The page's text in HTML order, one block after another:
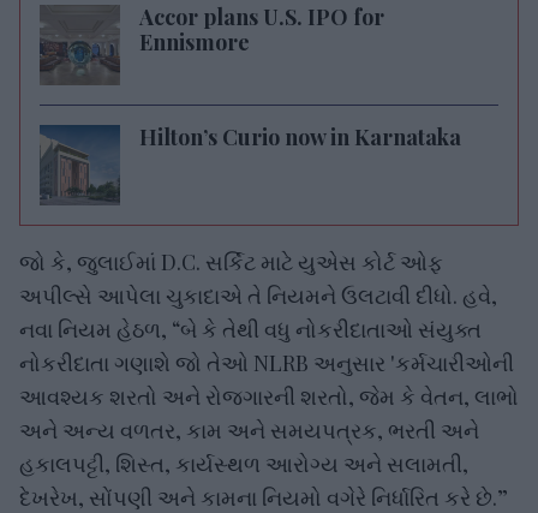
Accor plans U.S. IPO for
Ennismore
Hilton’s Curio now in Karnataka
જો કે, જુલાઈમાં D.C. સર્કિટ માટે યુએસ કોર્ટ ઓફ
અપીલ્સે આપેલા ચુકાદાએ તે નિયમને ઉલટાવી દીધો. હવે,
નવા નિયમ હેઠળ, “બે કે તેથી વધુ નોકરીદાતાઓ સંયુક્ત
નોકરીદાતા ગણાશે જો તેઓ NLRB અનુસાર 'કર્મચારીઓની
આવશ્યક શરતો અને રોજગારની શરતો, જેમ કે વેતન, લાભો
અને અન્ય વળતર, કામ અને સમયપત્રક, ભરતી અને
હકાલપટ્ટી, શિસ્ત, કાર્યસ્થળ આરોગ્ય અને સલામતી,
દેખરેખ, સોંપણી અને કામના નિયમો વગેરે નિર્ધારિત કરે છે.”